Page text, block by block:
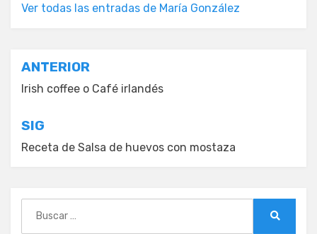
Ver todas las entradas de María González
Navegación
de
entradas
ANTERIOR
Irish coffee o Café irlandés
SIG
Receta de Salsa de huevos con mostaza